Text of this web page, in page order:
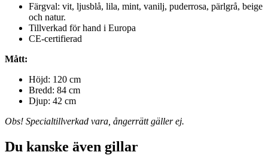
Färgval: vit, ljusblå, lila, mint, vanilj, puderrosa, pärlgrå, beige
och natur.
Tillverkad för hand i Europa
CE-certifierad
Mått:
Höjd: 120 cm
Bredd: 84 cm
Djup: 42 cm
Obs! Specialtillverkad vara, ångerrätt gäller ej.
Du kanske även gillar